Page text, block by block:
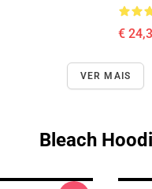
€
VER MAIS
Bleach